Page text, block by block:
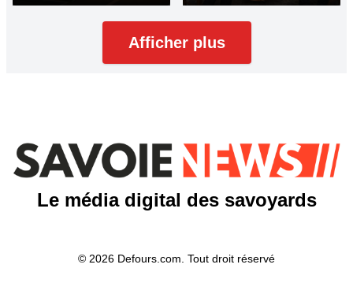
Afficher plus
Le média digital des savoyards
© 2026 Defours.com. Tout droit réservé